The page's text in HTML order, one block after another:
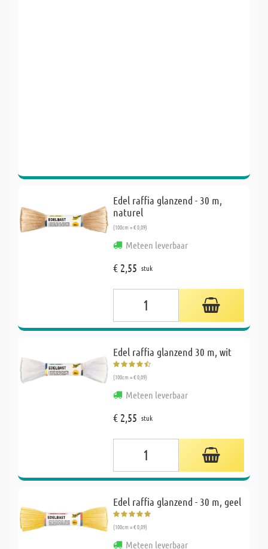
Edel raffia glanzend - 30 m,
naturel
(100cm = € 0,09)
Meteen leverbaar
€ 2,55 stuk
Edel raffia glanzend 30 m, wit
(100cm = € 0,09)
Meteen leverbaar
€ 2,55 stuk
Edel raffia glanzend - 30 m, geel
(100cm = € 0,09)
Meteen leverbaar